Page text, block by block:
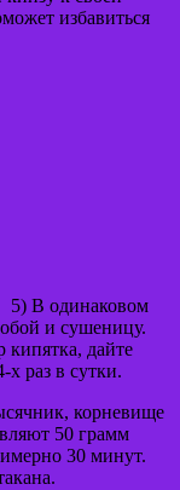
избавиться
5) В одинаковом
и сушеницу.
кипятка, дайте
х раз в сутки.
корневище
50 грамм
30 минут.